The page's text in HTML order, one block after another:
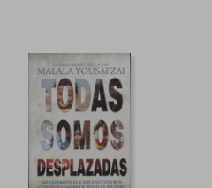
25%
dcto.